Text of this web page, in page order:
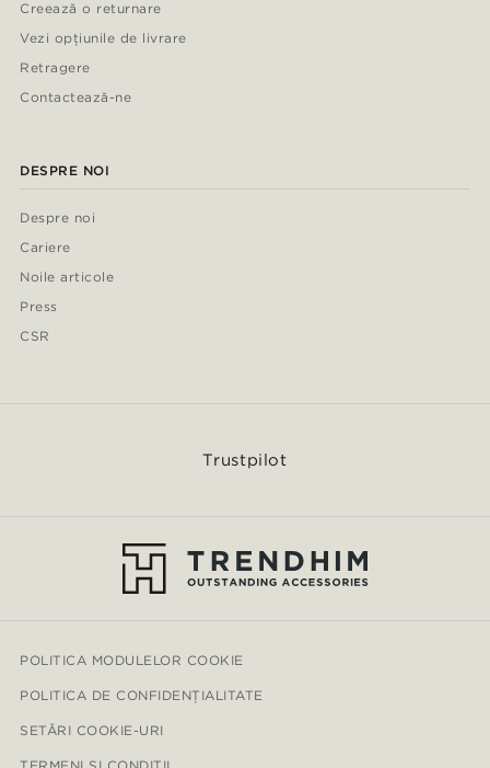
Creează o returnare
Vezi opțiunile de livrare
Retragere
Contactează-ne
DESPRE NOI
Despre noi
Cariere
Noile articole
Press
CSR
Trustpilot
POLITICA MODULELOR COOKIE
POLITICA DE CONFIDENȚIALITATE
SETĂRI COOKIE-URI